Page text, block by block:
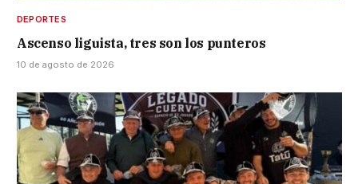
DEPORTES
Ascenso liguista, tres son los punteros
10 de agosto de 2026